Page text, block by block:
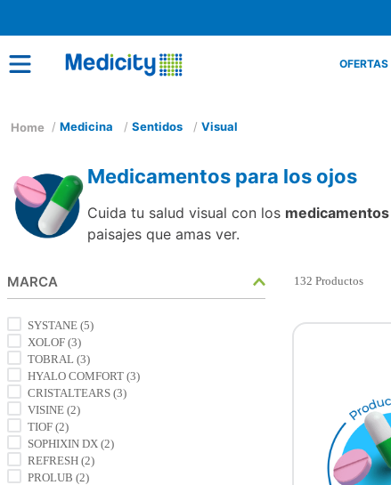
OFERTAS
Medicina Sentidos Visual
Medicamentos para los ojos
Cuida tu salud visual con los
paisajes que amas ver.
MARCA
SYSTANE (5)
XOLOF (3)
TOBRAL (3)
HYALO COMFORT (3)
CRISTALTEARS (3)
VISINE (2)
TIOF (2)
SOPHIXIN DX (2)
REFRESH (2)
PROLUB (2)
132 Productos